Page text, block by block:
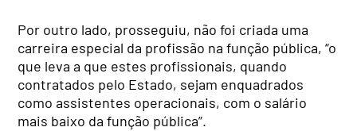
Por outro lado, prosseguiu, não foi criada uma
carreira especial da profissão na função pública, “o
que leva a que estes profissionais, quando
contratados pelo Estado, sejam enquadrados
como assistentes operacionais, com o salário
mais baixo da função pública”.